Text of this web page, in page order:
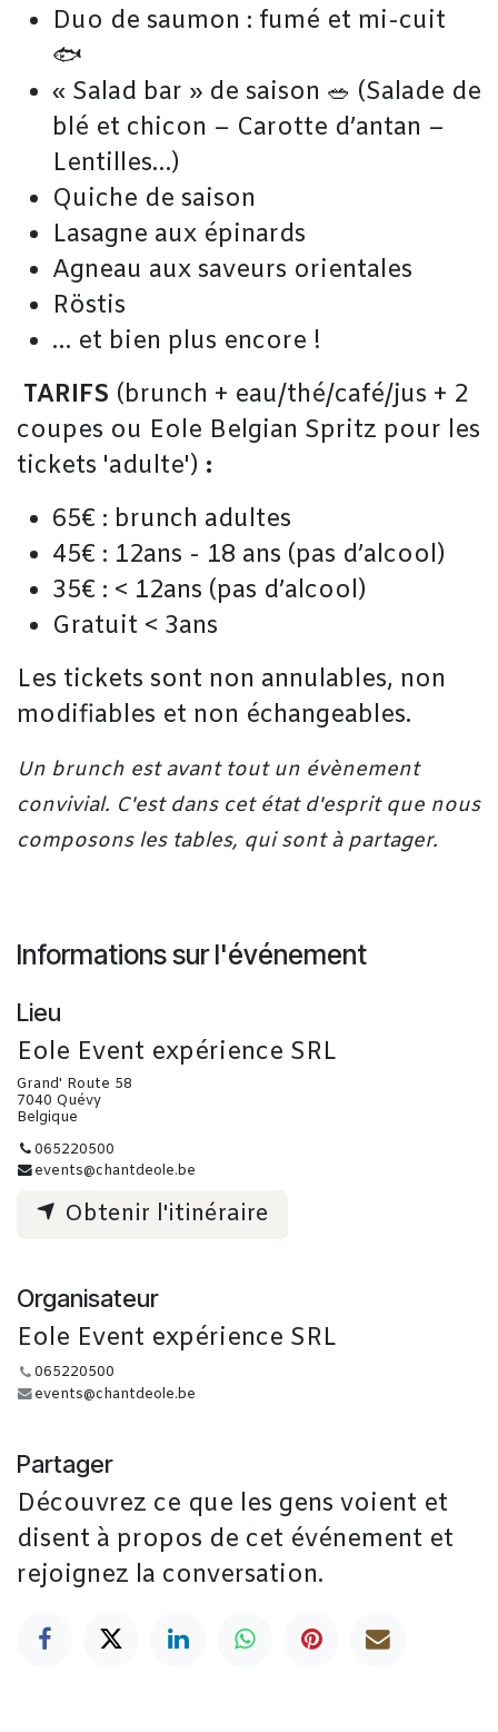
Duo de saumon : fumé et mi-cuit
🐟
« Salad bar » de saison 🥗 (Salade de
blé et chicon – Carotte d’antan –
Lentilles…)
Quiche de saison
Lasagne aux épinards
Agneau aux saveurs orientales
Röstis
… et bien plus encore !
TARIFS (brunch + eau/thé/café/jus + 2
coupes ou Eole Belgian Spritz pour les
tickets 'adulte') :
65€ : brunch adultes
45€ : 12ans - 18 ans (pas d’alcool)
35€ : < 12ans (pas d’alcool)
Gratuit < 3ans
Les tickets sont non annulables, non
modifiables et non échangeables.
Un brunch est avant tout un évènement
convivial. C'est dans cet état d'esprit que nous
composons les tables, qui sont à partager.
Informations sur l'événement
Lieu
Eole Event expérience SRL
Grand' Route 58
7040 Quévy
Belgique
065220500
events@chantdeole.be
Obtenir l'itinéraire
Organisateur
Eole Event expérience SRL
065220500
events@chantdeole.be
Partager
Découvrez ce que les gens voient et
disent à propos de cet événement et
rejoignez la conversation.